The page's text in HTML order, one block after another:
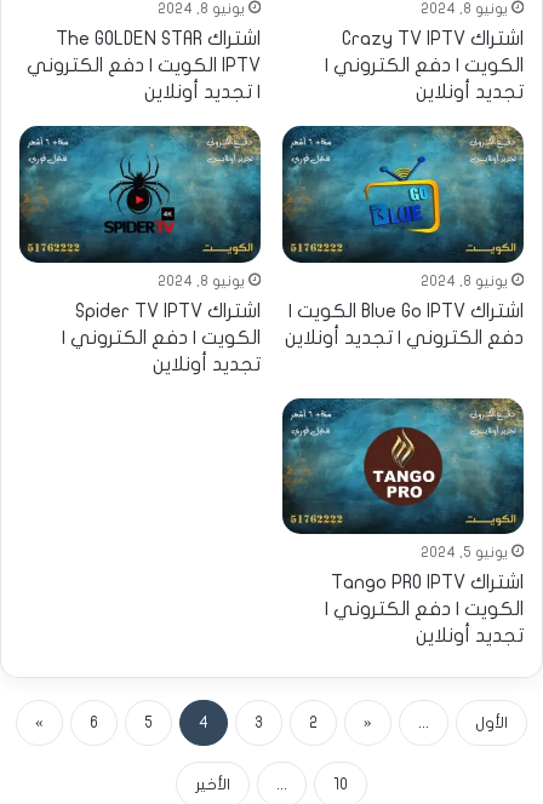
يونيو 8, 2024
اشتراك Crazy TV IPTV
الكويت | دفع الكتروني |
تجديد أونلاين
يونيو 8, 2024
اشتراك The GOLDEN STAR
IPTV الكويت | دفع الكتروني
| تجديد أونلاين
يونيو 8, 2024
اشتراك Blue Go IPTV الكويت |
دفع الكتروني | تجديد أونلاين
يونيو 8, 2024
اشتراك Spider TV IPTV
الكويت | دفع الكتروني |
تجديد أونلاين
يونيو 5, 2024
اشتراك Tango PRO IPTV
الكويت | دفع الكتروني |
تجديد أونلاين
الأول ...
«
2
3
4
5
6
»
10
... الأخير